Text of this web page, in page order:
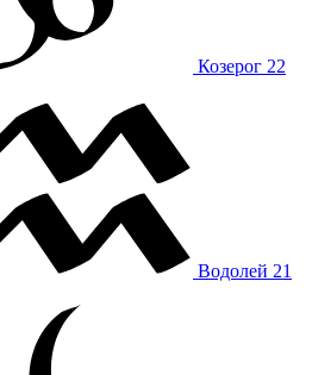
Козерог 22
Водолей 21